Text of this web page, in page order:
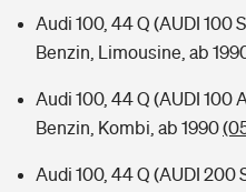
Audi 100, 44 Q (AUDI 100
Benzin, Limousine, ab
Audi 100, 44 Q (AUDI 100
Benzin, Kombi, ab 1990
Audi 100, 44 Q (AUDI 200